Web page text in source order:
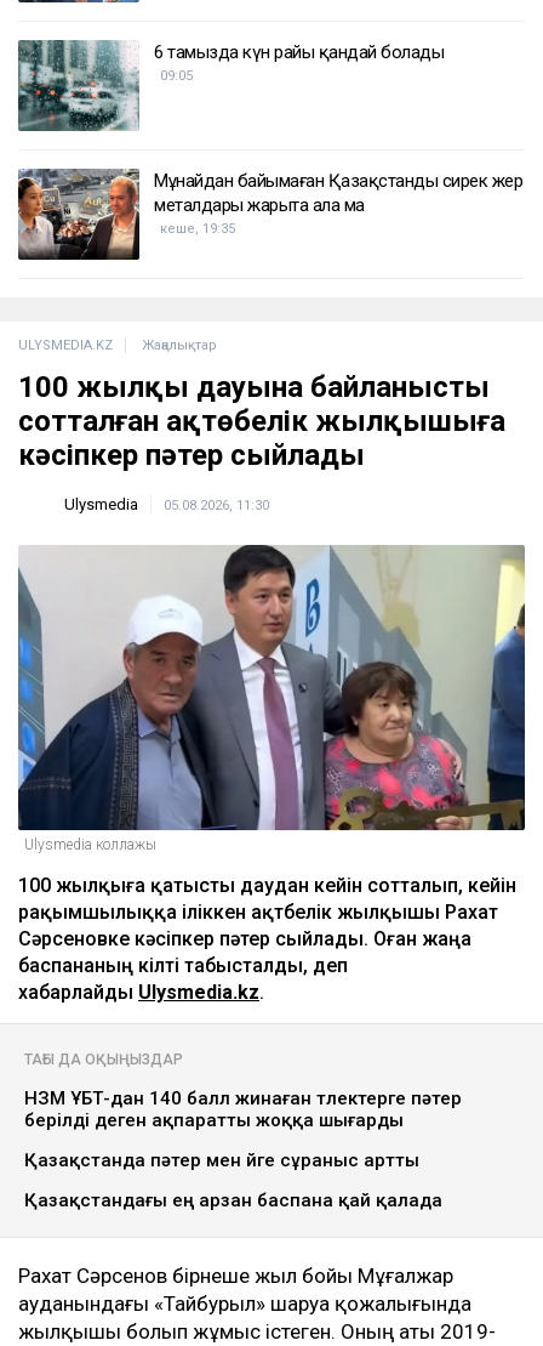
6 тамызда күн райы қандай болады
09:05
Мұнайдан байымаған Қазақстанды сирек жер
металдары жарыта ала ма
кеше, 19:35
ULYSMEDIA.KZ Жаңалықтар
100 жылқы дауына байланысты
сотталған ақтөбелік жылқышыға
кәсіпкер пәтер сыйлады
Ulysmedia 05.08.2026, 11:30
Ulysmedia коллажы
100 жылқыға қатысты даудан кейін сотталып, кейін
рақымшылыққа іліккен ақтөбелік жылқышы Рахат
Сәрсеновке кәсіпкер пәтер сыйлады. Оған жаңа
баспананың кілті табысталды, деп
хабарлайды Ulysmedia.kz.
ТАҒЫ ДА ОҚЫҢЫЗДАР
НЗМ ҰБТ-дан 140 балл жинаған түлектерге пәтер
берілді деген ақпаратты жоққа шығарды
Қазақстанда пәтер мен үйге сұраныс артты
Қазақстандағы ең арзан баспана қай қалада
Рахат Сәрсенов бірнеше жыл бойы Мұғалжар
ауданындағы «Тайбурыл» шаруа қожалығында
жылқышы болып жұмыс істеген. Оның аты 2019-